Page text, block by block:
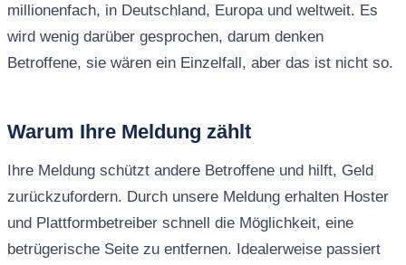
millionenfach, in Deutschland, Europa und weltweit. Es
wird wenig darüber gesprochen, darum denken
Betroffene, sie wären ein Einzelfall, aber das ist nicht so.
Warum Ihre Meldung zählt
Ihre Meldung schützt andere Betroffene und hilft, Geld
zurückzufordern. Durch unsere Meldung erhalten Hoster
und Plattformbetreiber schnell die Möglichkeit, eine
betrügerische Seite zu entfernen. Idealerweise passiert